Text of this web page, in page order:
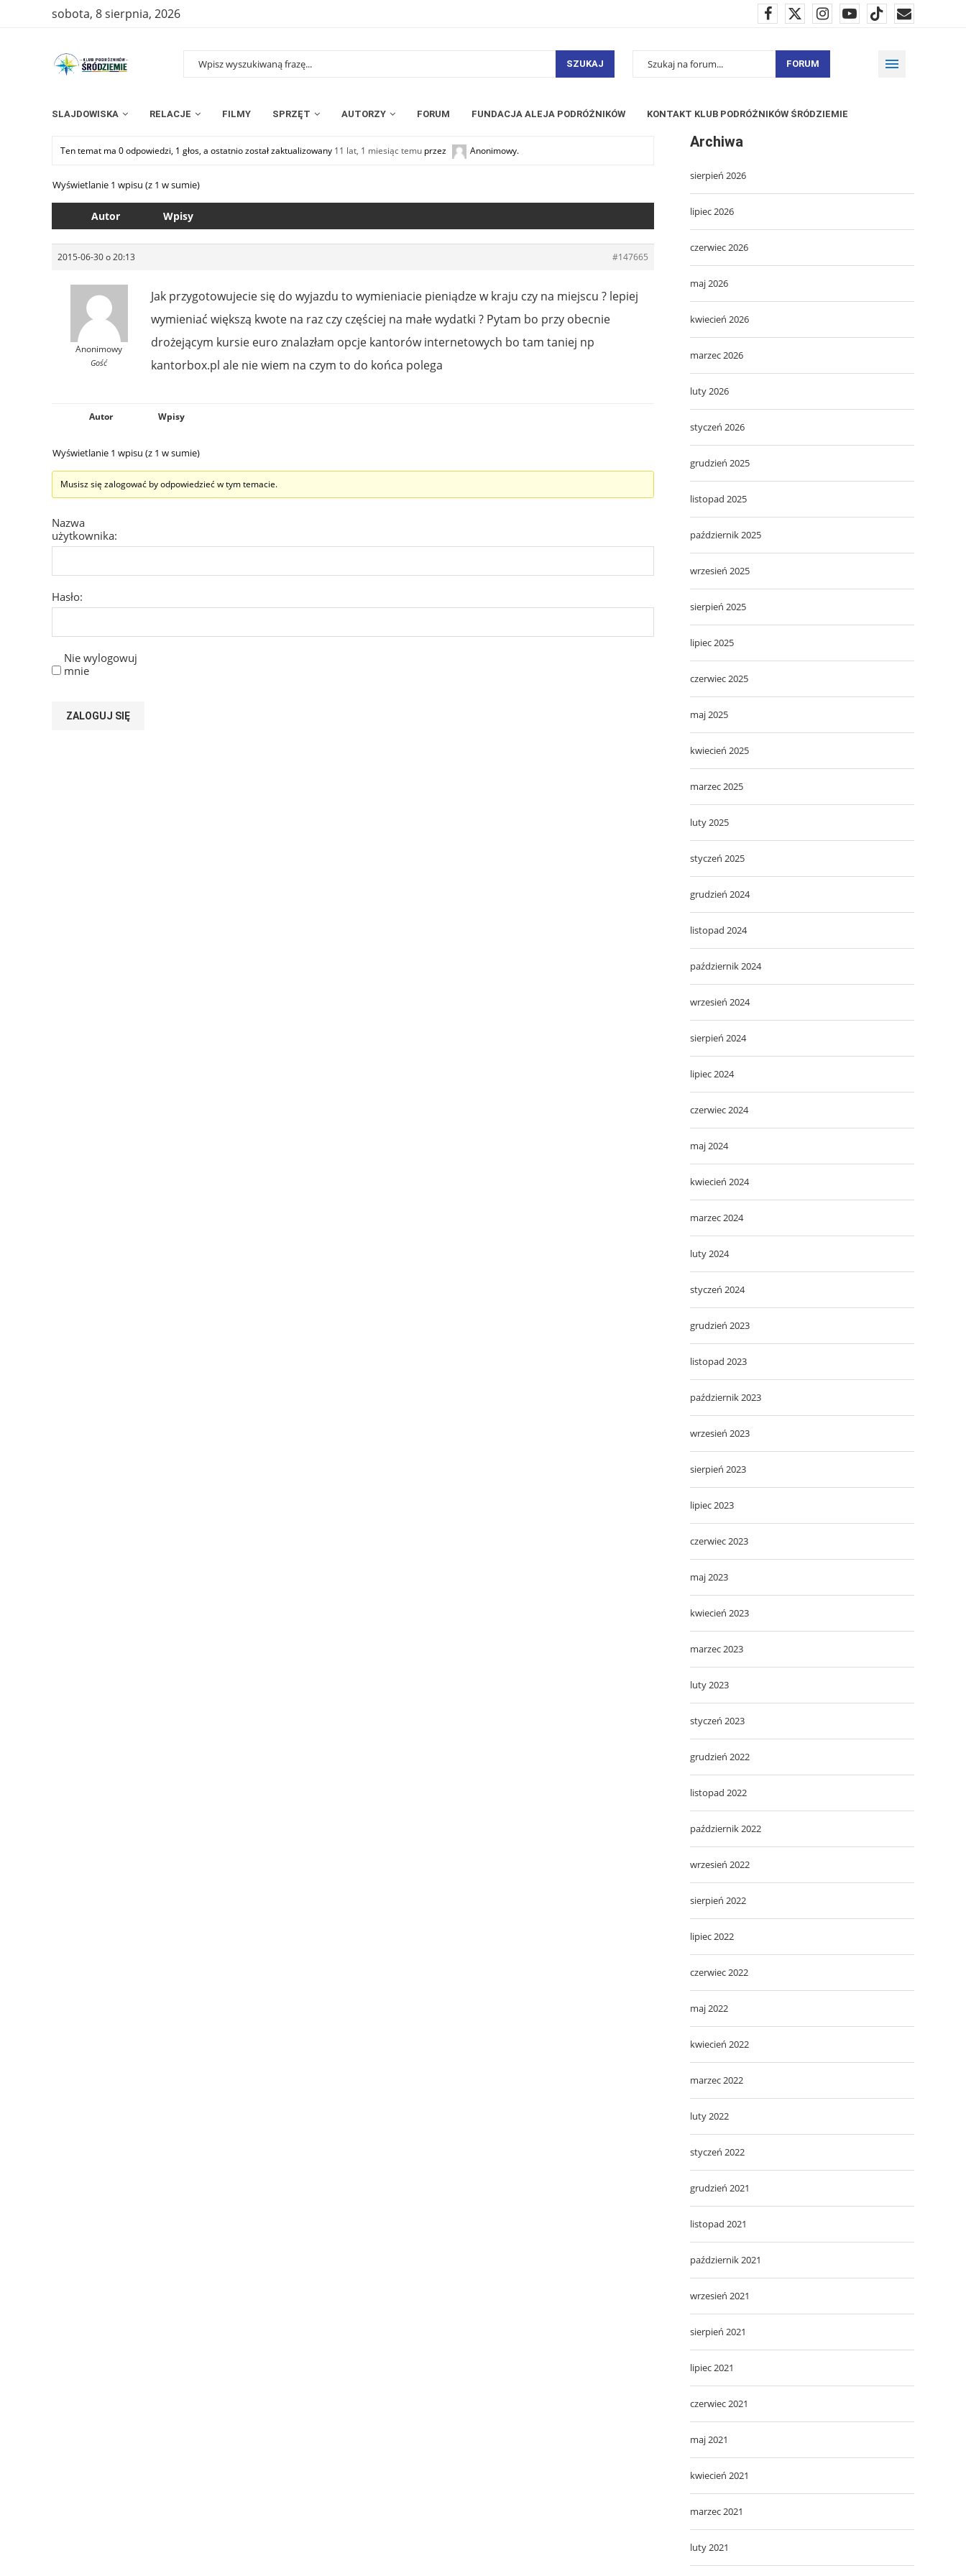
sobota, 8 sierpnia, 2026
SZUKAJ FORUM
SLAJDOWISKA RELACJE FILMY SPRZĘT AUTORZY FORUM FUNDACJA ALEJA PODRÓŻNIKÓW KONTAKT KLUB PODRÓŻNIKÓW ŚRÓDZIEMIE
Ten temat ma 0 odpowiedzi, 1 głos, a ostatnio został zaktualizowany 11 lat, 1 miesiąc temu przez Anonimowy.
Wyświetlanie 1 wpisu (z 1 w sumie)
Autor Wpisy
2015-06-30 o 20:13 #147665
Anonimowy
Gość
Jak przygotowujecie się do wyjazdu to wymieniacie pieniądze w kraju czy na miejscu ? lepiej
wymieniać większą kwote na raz czy częściej na małe wydatki ? Pytam bo przy obecnie
drożejącym kursie euro znalazłam opcje kantorów internetowych bo tam taniej np
kantorbox.pl ale nie wiem na czym to do końca polega
Autor Wpisy
Wyświetlanie 1 wpisu (z 1 w sumie)
Musisz się zalogować by odpowiedzieć w tym temacie.
Nazwa
użytkownika:
Hasło:
Nie wylogowuj
mnie
ZALOGUJ SIĘ
Archiwa
sierpień 2026
lipiec 2026
czerwiec 2026
maj 2026
kwiecień 2026
marzec 2026
luty 2026
styczeń 2026
grudzień 2025
listopad 2025
październik 2025
wrzesień 2025
sierpień 2025
lipiec 2025
czerwiec 2025
maj 2025
kwiecień 2025
marzec 2025
luty 2025
styczeń 2025
grudzień 2024
listopad 2024
październik 2024
wrzesień 2024
sierpień 2024
lipiec 2024
czerwiec 2024
maj 2024
kwiecień 2024
marzec 2024
luty 2024
styczeń 2024
grudzień 2023
listopad 2023
październik 2023
wrzesień 2023
sierpień 2023
lipiec 2023
czerwiec 2023
maj 2023
kwiecień 2023
marzec 2023
luty 2023
styczeń 2023
grudzień 2022
listopad 2022
październik 2022
wrzesień 2022
sierpień 2022
lipiec 2022
czerwiec 2022
maj 2022
kwiecień 2022
marzec 2022
luty 2022
styczeń 2022
grudzień 2021
listopad 2021
październik 2021
wrzesień 2021
sierpień 2021
lipiec 2021
czerwiec 2021
maj 2021
kwiecień 2021
marzec 2021
luty 2021